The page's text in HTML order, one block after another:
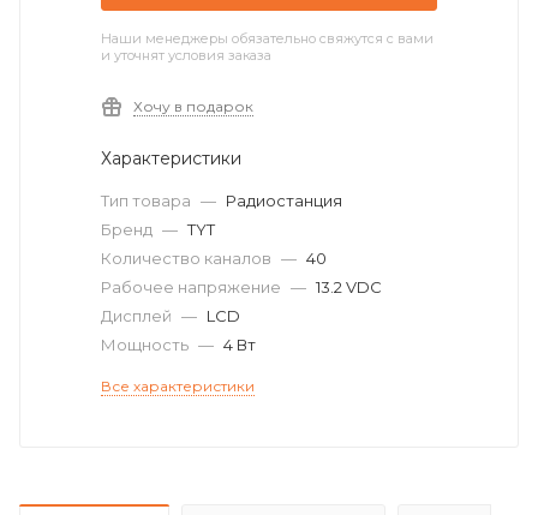
Наши менеджеры обязательно свяжутся с вами
и уточнят условия заказа
Хочу в подарок
Характеристики
Тип товара — Радиостанция
Бренд — TYT
Количество каналов — 40
Рабочее напряжение — 13.2 VDC
Дисплей — LCD
Мощность — 4 Вт
Все характеристики